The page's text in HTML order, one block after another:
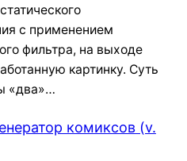
с применением
фильтра, на выходе
картинку. Суть
«два»…
комиксов (v.